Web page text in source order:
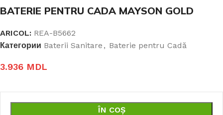
BATERIE PENTRU CADA MAYSON GOLD
ARICOL: REA-B5662
Категории Baterii Sanitare , Baterie pentru Cadă
3.936 MDL
ÎN COȘ